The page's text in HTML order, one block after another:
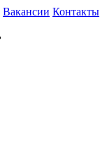
Вакансии Контакты